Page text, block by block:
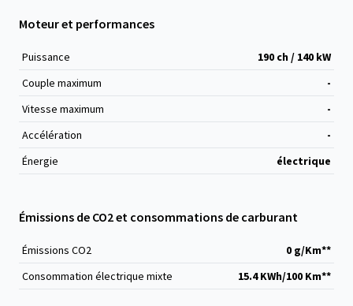
Moteur et performances
Puissance
190 ch / 140 kW
Couple maximum
-
Vitesse maximum
-
Accélération
-
Énergie
électrique
Émissions de CO2 et consommations de carburant
Émissions CO2
0 g/Km**
Consommation électrique mixte
15.4 KWh/100 Km**